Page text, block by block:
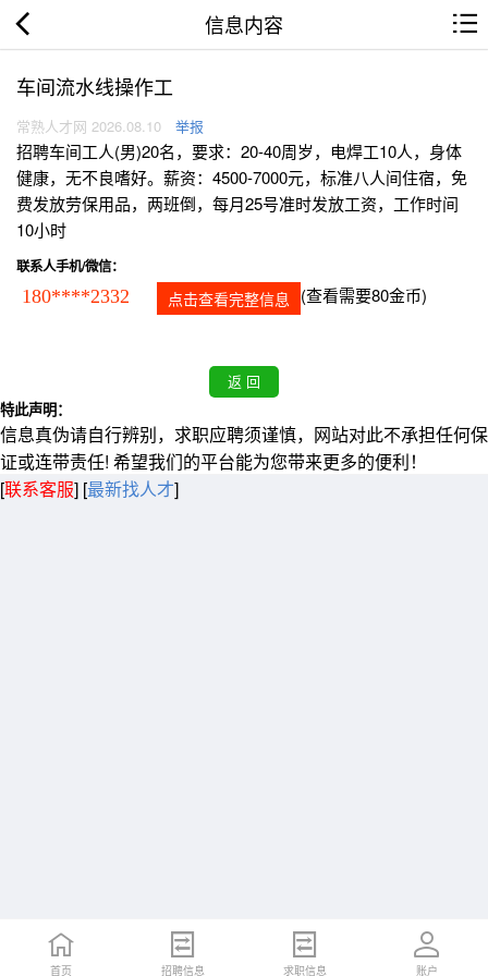
信息内容
车间流水线操作工
常熟人才网 2026.08.10 举报
招聘车间工人(男)20名，要求：20-40周岁，电焊工10人，身体
健康，无不良嗜好。薪资：4500-7000元，标准八人间住宿，免
费发放劳保用品，两班倒，每月25号准时发放工资，工作时间
10小时
联系人手机/微信：
180****2332 点击查看完整信息 (查看需要80金币)
特此声明：
信息真伪请自行辨别，求职应聘须谨慎，网站对此不承担任何保
证或连带责任! 希望我们的平台能为您带来更多的便利！
[联系客服] [最新找人才]
首页 招聘信息 求职信息 账户